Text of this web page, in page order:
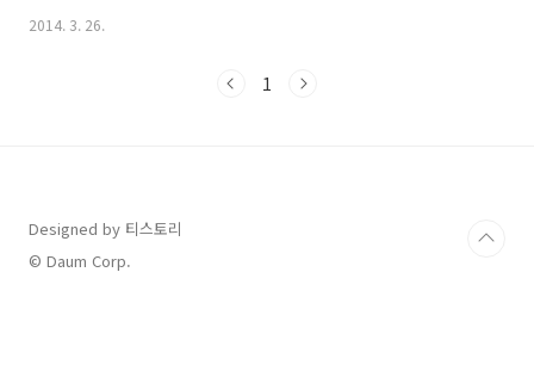
었는데도 몸이 여전히 무겁다. 모텔에서 나와서 패달을 밟았는데 10m나
스건이 패달을 밟고 회전을 할때 특정 위치에서 당김을 느꼈다. 통증은
2014. 3. 26.
1
Designed by 티스토리
© Daum Corp.